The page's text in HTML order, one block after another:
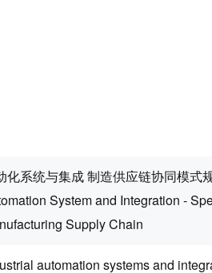
化系统与集成 制造供应链协同模式
System and Integration -
Supply Chain
automation systems and